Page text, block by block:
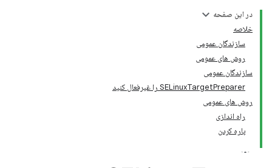
در این صفحه
خلاصه
سازندگان عمومی
روش های عمومی
سازندگان عمومی
SELinuxTargetPreparer را غیرفعال کنید
روش های عمومی
راه اندازی
پاره کردن